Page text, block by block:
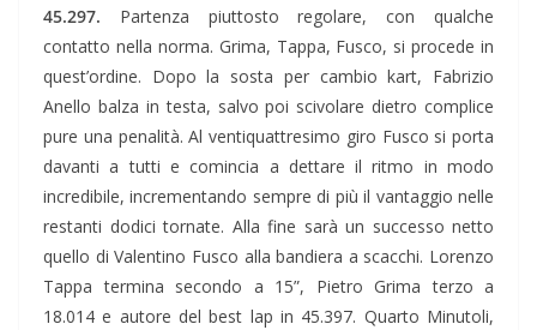
45.297. Partenza piuttosto regolare, con qualche
contatto nella norma. Grima, Tappa, Fusco, si procede in
quest’ordine. Dopo la sosta per cambio kart, Fabrizio
Anello balza in testa, salvo poi scivolare dietro complice
pure una penalità. Al ventiquattresimo giro Fusco si porta
davanti a tutti e comincia a dettare il ritmo in modo
incredibile, incrementando sempre di più il vantaggio nelle
restanti dodici tornate. Alla fine sarà un successo netto
quello di Valentino Fusco alla bandiera a scacchi. Lorenzo
Tappa termina secondo a 15”, Pietro Grima terzo a
18.014 e autore del best lap in 45.397. Quarto Minutoli,